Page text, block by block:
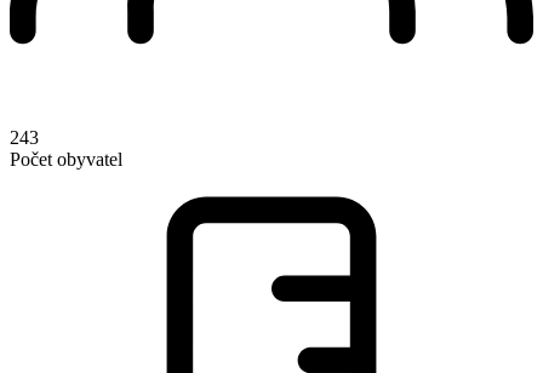
243
Počet obyvatel